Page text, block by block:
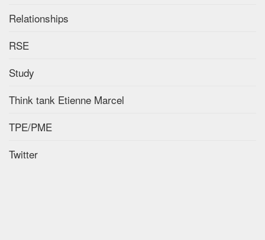
Relationships
RSE
Study
Think tank Etienne Marcel
TPE/PME
Twitter